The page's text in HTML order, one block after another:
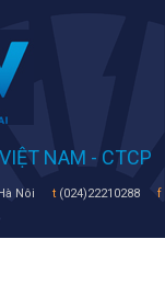
NAM - CTCP
Nôi